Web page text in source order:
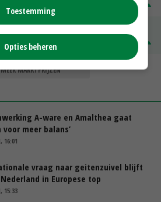
MEER MARKTPRIJZEN
A-ware en Amalthea gaat
voor meer balans’
16:01
vraag naar geitenzuivel blijft
in Europese top
15:33
Toestemming
Opties beheren